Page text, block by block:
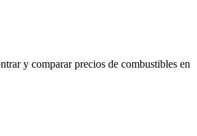
y comparar precios de combustibles en